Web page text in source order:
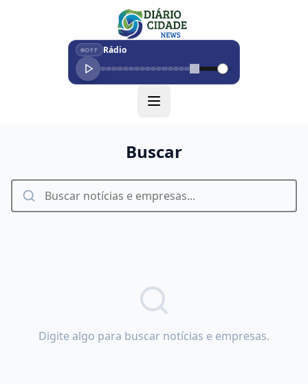
OFF Rádio
Buscar
Digite algo para buscar notícias e empresas.